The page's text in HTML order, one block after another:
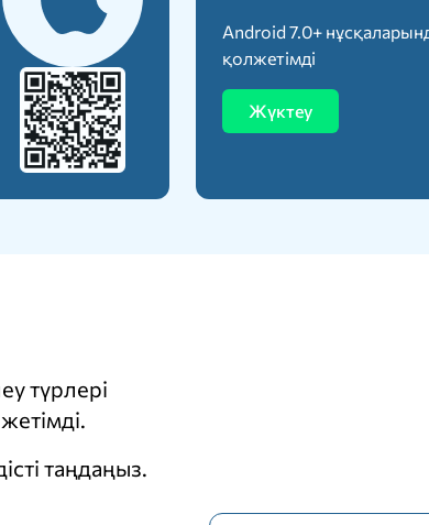
Android 7.0+
қолжетімді
Жүктеу
түрлері
таңдаңыз.